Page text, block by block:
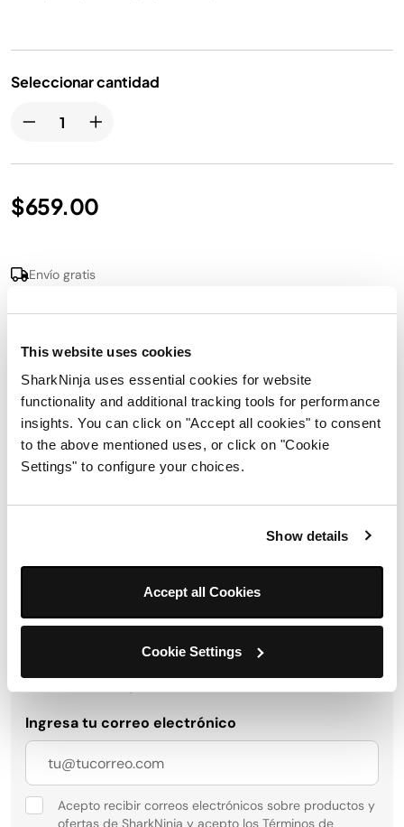
This website uses cookies
SharkNinja uses essential cookies for website
functionality and additional tracking tools for performance
insights. You can click on "Accept all cookies" to consent
to the above mentioned uses, or click on "Cookie
Settings" to configure your choices.
Show details
Accept all Cookies
Cookie Settings
Seleccionar cantidad
$659.00
Envío gratis
Detalles del producto
En la caja
Envíos y devoluciones
Obtén 10 % de descuento al
registrarte para recibir
actualizaciones y ofertas de
SharkNinja.
Ingresa tu correo electrónico
Acepto recibir correos electrónicos sobre productos y
ofertas de SharkNinja y acepto los Términos de